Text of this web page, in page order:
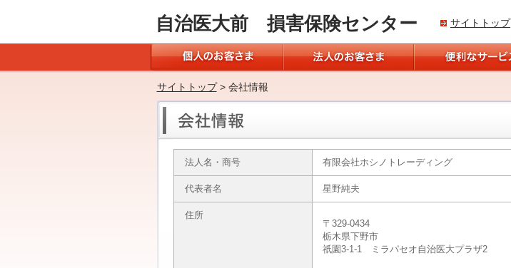
自治医大前 損害保険センター サイトトップ
サイトトップ> 会社情報
法人名・商号 有限会社ホシノトレーディング
代表者名 星野純夫
住所
〒329-0434
栃木県下野市
祇園3-1-1 ミラパセオ自治医大プラザ2